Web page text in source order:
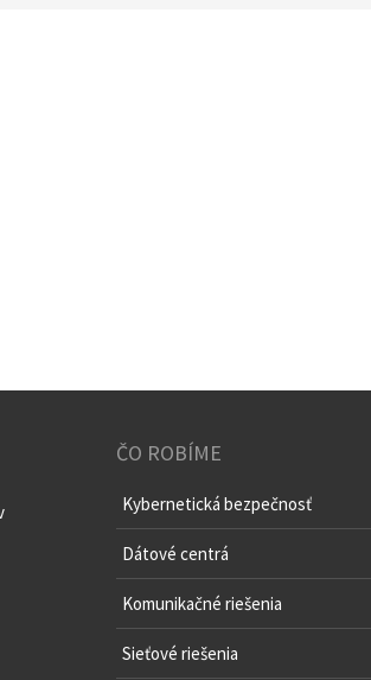
ČO ROBÍME
Kybernetická bezpečnosť
Dátové centrá
Komunikačné riešenia
Sieťové riešenia